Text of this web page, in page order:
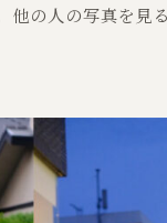
の人の写真を見